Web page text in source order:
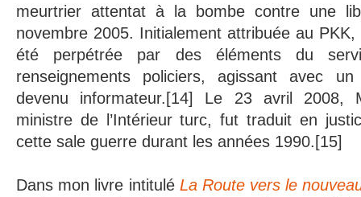
meurtrier attentat à la bombe contre une
novembre 2005. Initialement attribuée au
été perpétrée par des éléments du
renseignements policiers, agissant avec
devenu informateur.[14] Le 23 avril 2008,
ministre de l’Intérieur turc, fut traduit en
cette sale guerre durant les années 1990.[15]
Dans mon livre intitulé La Route vers le